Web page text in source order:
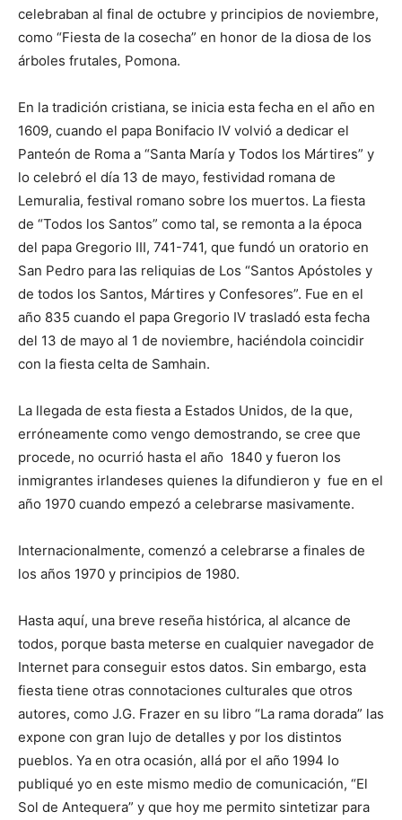
celebraban al final de octubre y principios de noviembre,
como “Fiesta de la cosecha” en honor de la diosa de los
árboles frutales, Pomona.
En la tradición cristiana, se inicia esta fecha en el año en
1609, cuando el papa Bonifacio IV volvió a dedicar el
Panteón de Roma a “Santa María y Todos los Mártires” y
lo celebró el día 13 de mayo, festividad romana de
Lemuralia, festival romano sobre los muertos. La fiesta
de “Todos los Santos” como tal, se remonta a la época
del papa Gregorio III, 741-741, que fundó un oratorio en
San Pedro para las reliquias de Los “Santos Apóstoles y
de todos los Santos, Mártires y Confesores”. Fue en el
año 835 cuando el papa Gregorio IV trasladó esta fecha
del 13 de mayo al 1 de noviembre, haciéndola coincidir
con la fiesta celta de Samhain.
La llegada de esta fiesta a Estados Unidos, de la que,
erróneamente como vengo demostrando, se cree que
procede, no ocurrió hasta el año 1840 y fueron los
inmigrantes irlandeses quienes la difundieron y fue en el
año 1970 cuando empezó a celebrarse masivamente.
Internacionalmente, comenzó a celebrarse a finales de
los años 1970 y principios de 1980.
Hasta aquí, una breve reseña histórica, al alcance de
todos, porque basta meterse en cualquier navegador de
Internet para conseguir estos datos. Sin embargo, esta
fiesta tiene otras connotaciones culturales que otros
autores, como J.G. Frazer en su libro “La rama dorada” las
expone con gran lujo de detalles y por los distintos
pueblos. Ya en otra ocasión, allá por el año 1994 lo
publiqué yo en este mismo medio de comunicación, “El
Sol de Antequera” y que hoy me permito sintetizar para